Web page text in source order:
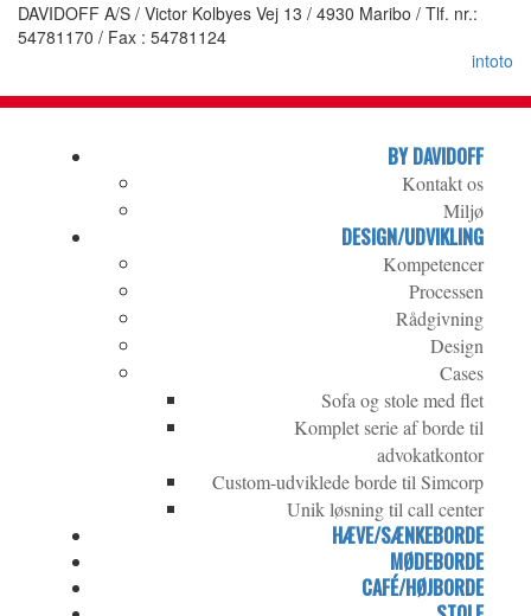
DAVIDOFF A/S / Victor Kolbyes Vej 13 / 4930 Maribo / Tlf. nr.:
54781170 / Fax : 54781124
intoto
BY DAVIDOFF
Kontakt os
Miljø
DESIGN/UDVIKLING
Kompetencer
Processen
Rådgivning
Design
Cases
Sofa og stole med flet
Komplet serie af borde til
advokatkontor
Custom-udviklede borde til Simcorp
Unik løsning til call center
HÆVE/SÆNKEBORDE
MØDEBORDE
CAFÉ/HØJBORDE